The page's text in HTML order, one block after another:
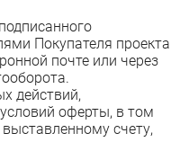
Покупателя проекта
почте или через
действий,
оферты, в том
счету,